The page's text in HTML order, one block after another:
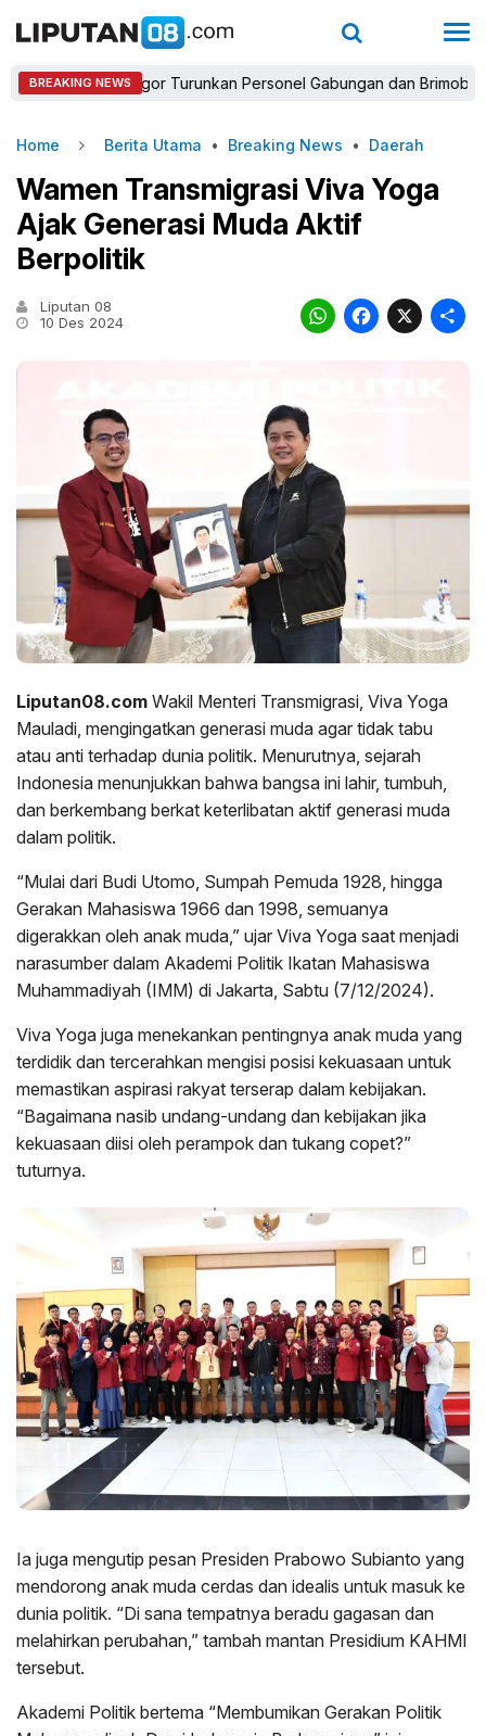
BREAKING NEWS
Bogor Turunkan Personel Gabungan dan Brimob,
Home Berita Utama • Breaking News • Daerah
Wamen Transmigrasi Viva Yoga
Ajak Generasi Muda Aktif
Berpolitik
Liputan 08
10 Des 2024
X
Liputan08.com Wakil Menteri Transmigrasi, Viva Yoga
Mauladi, mengingatkan generasi muda agar tidak tabu
atau anti terhadap dunia politik. Menurutnya, sejarah
Indonesia menunjukkan bahwa bangsa ini lahir, tumbuh,
dan berkembang berkat keterlibatan aktif generasi muda
dalam politik.
“Mulai dari Budi Utomo, Sumpah Pemuda 1928, hingga
Gerakan Mahasiswa 1966 dan 1998, semuanya
digerakkan oleh anak muda,” ujar Viva Yoga saat menjadi
narasumber dalam Akademi Politik Ikatan Mahasiswa
Muhammadiyah (IMM) di Jakarta, Sabtu (7/12/2024).
Viva Yoga juga menekankan pentingnya anak muda yang
terdidik dan tercerahkan mengisi posisi kekuasaan untuk
memastikan aspirasi rakyat terserap dalam kebijakan.
“Bagaimana nasib undang-undang dan kebijakan jika
kekuasaan diisi oleh perampok dan tukang copet?”
tuturnya.
Ia juga mengutip pesan Presiden Prabowo Subianto yang
mendorong anak muda cerdas dan idealis untuk masuk ke
dunia politik. “Di sana tempatnya beradu gagasan dan
melahirkan perubahan,” tambah mantan Presidium KAHMI
tersebut.
Akademi Politik bertema “Membumikan Gerakan Politik